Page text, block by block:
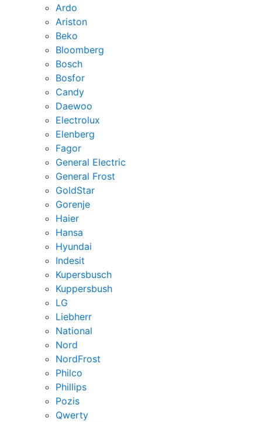
Ardo
Ariston
Beko
Bloomberg
Bosch
Bosfor
Candy
Daewoo
Electrolux
Elenberg
Fagor
General Electric
General Frost
GoldStar
Gorenje
Haier
Hansa
Hyundai
Indesit
Kupersbusch
Kuppersbush
LG
Liebherr
National
Nord
NordFrost
Philco
Phillips
Pozis
Qwerty